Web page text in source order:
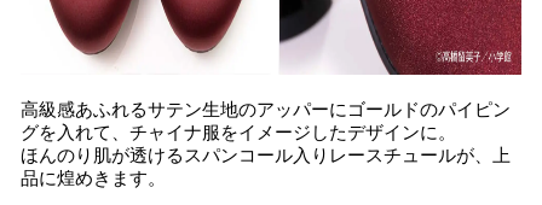
高級感あふれるサテン生地のアッパーにゴールドのパイピン
グを入れて、チャイナ服をイメージしたデザインに。
ほんのり肌が透けるスパンコール入りレースチュールが、上
品に煌めきます。